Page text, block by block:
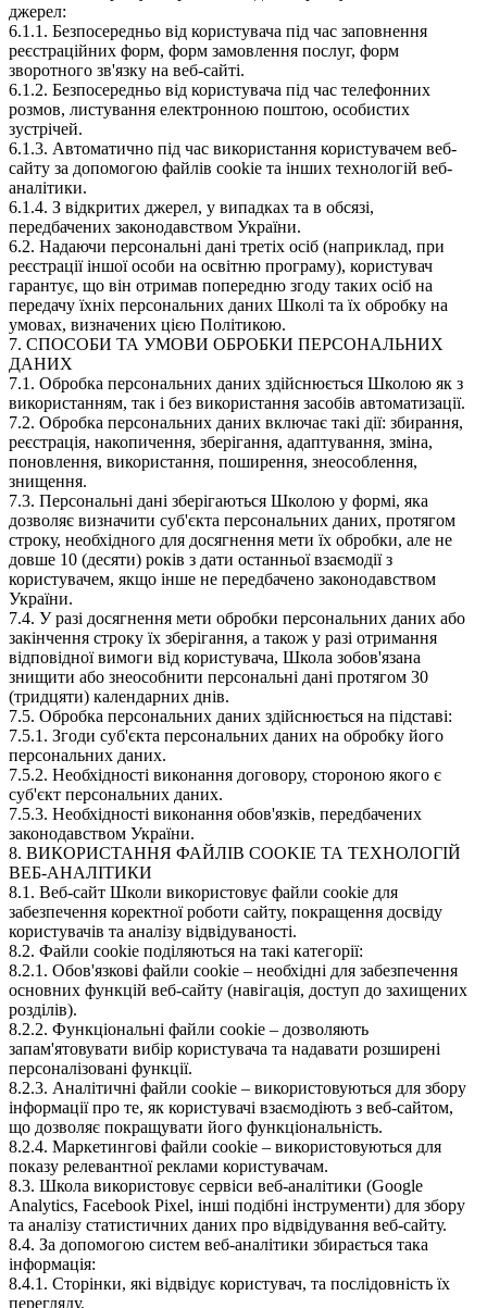
джерел:
6.1.1. Безпосередньо від користувача під час заповнення
реєстраційних форм, форм замовлення послуг, форм
зворотного зв'язку на веб-сайті.
6.1.2. Безпосередньо від користувача під час телефонних
розмов, листування електронною поштою, особистих
зустрічей.
6.1.3. Автоматично під час використання користувачем веб-
сайту за допомогою файлів cookie та інших технологій веб-
аналітики.
6.1.4. З відкритих джерел, у випадках та в обсязі,
передбачених законодавством України.
6.2. Надаючи персональні дані третіх осіб (наприклад, при
реєстрації іншої особи на освітню програму), користувач
гарантує, що він отримав попередню згоду таких осіб на
передачу їхніх персональних даних Школі та їх обробку на
умовах, визначених цією Політикою.
7. СПОСОБИ ТА УМОВИ ОБРОБКИ ПЕРСОНАЛЬНИХ
ДАНИХ
7.1. Обробка персональних даних здійснюється Школою як з
використанням, так і без використання засобів автоматизації.
7.2. Обробка персональних даних включає такі дії: збирання,
реєстрація, накопичення, зберігання, адаптування, зміна,
поновлення, використання, поширення, знеособлення,
знищення.
7.3. Персональні дані зберігаються Школою у формі, яка
дозволяє визначити суб'єкта персональних даних, протягом
строку, необхідного для досягнення мети їх обробки, але не
довше 10 (десяти) років з дати останньої взаємодії з
користувачем, якщо інше не передбачено законодавством
України.
7.4. У разі досягнення мети обробки персональних даних або
закінчення строку їх зберігання, а також у разі отримання
відповідної вимоги від користувача, Школа зобов'язана
знищити або знеособнити персональні дані протягом 30
(тридцяти) календарних днів.
7.5. Обробка персональних даних здійснюється на підставі:
7.5.1. Згоди суб'єкта персональних даних на обробку його
персональних даних.
7.5.2. Необхідності виконання договору, стороною якого є
суб'єкт персональних даних.
7.5.3. Необхідності виконання обов'язків, передбачених
законодавством України.
8. ВИКОРИСТАННЯ ФАЙЛІВ COOKIE ТА ТЕХНОЛОГІЙ
ВЕБ-АНАЛІТИКИ
8.1. Веб-сайт Школи використовує файли cookie для
забезпечення коректної роботи сайту, покращення досвіду
користувачів та аналізу відвідуваності.
8.2. Файли cookie поділяються на такі категорії:
8.2.1. Обов'язкові файли cookie – необхідні для забезпечення
основних функцій веб-сайту (навігація, доступ до захищених
розділів).
8.2.2. Функціональні файли cookie – дозволяють
запам'ятовувати вибір користувача та надавати розширені
персоналізовані функції.
8.2.3. Аналітичні файли cookie – використовуються для збору
інформації про те, як користувачі взаємодіють з веб-сайтом,
що дозволяє покращувати його функціональність.
8.2.4. Маркетингові файли cookie – використовуються для
показу релевантної реклами користувачам.
8.3. Школа використовує сервіси веб-аналітики (Google
Analytics, Facebook Pixel, інші подібні інструменти) для збору
та аналізу статистичних даних про відвідування веб-сайту.
8.4. За допомогою систем веб-аналітики збирається така
інформація:
8.4.1. Сторінки, які відвідує користувач, та послідовність їх
перегляду.